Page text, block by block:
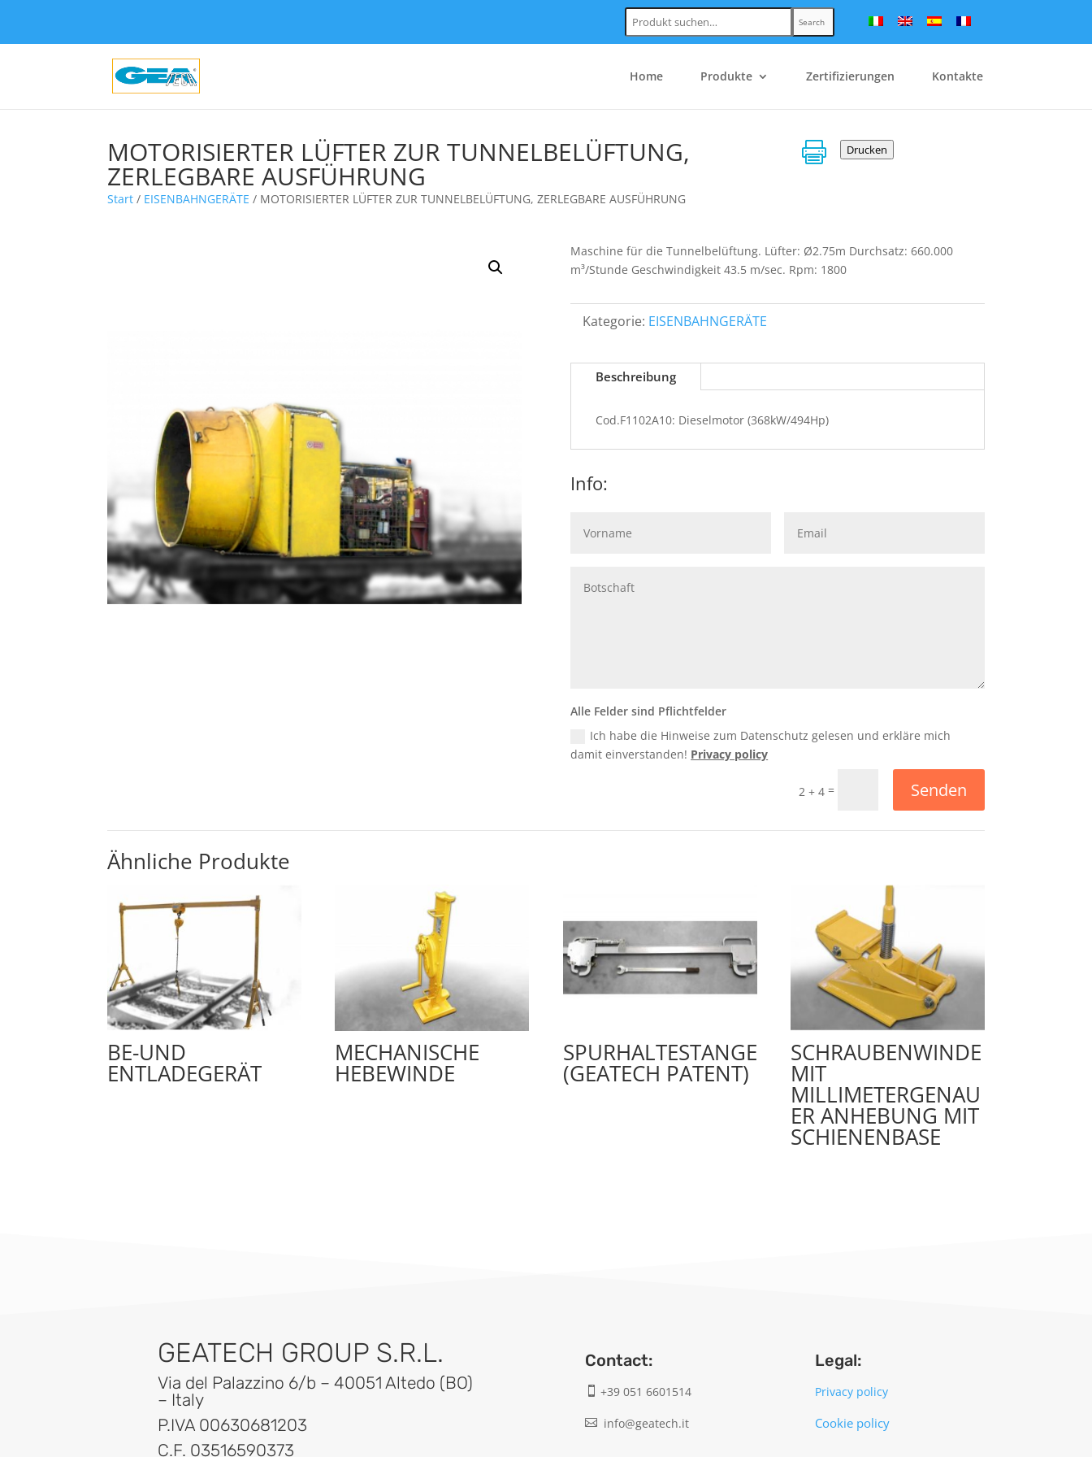
Suchen
nach: Search
Home Produkte Zertifizierungen Kontakte
MOTORISIERTER LÜFTER ZUR TUNNELBELÜFTUNG,
ZERLEGBARE AUSFÜHRUNG
Start / EISENBAHNGERÄTE / MOTORISIERTER LÜFTER ZUR TUNNELBELÜFTUNG, ZERLEGBARE AUSFÜHRUNG
 Drucken
Maschine für die Tunnelbelüftung. Lüfter: Ø2.75m Durchsatz: 660.000
m³/Stunde Geschwindigkeit 43.5 m/sec. Rpm: 1800
Kategorie: EISENBAHNGERÄTE
Beschreibung
Cod.F1102A10: Dieselmotor (368kW/494Hp)
Info:
Alle Felder sind Pflichtfelder
Ich habe die Hinweise zum Datenschutz gelesen und erkläre mich
damit einverstanden! Privacy policy
2 + 4= Senden
Ähnliche Produkte
BE-UND
ENTLADEGERÄT
MECHANISCHE
HEBEWINDE
SPURHALTESTANGE
(GEATECH PATENT)
SCHRAUBENWINDE
MIT
MILLIMETERGENAU
ER ANHEBUNG MIT
SCHIENENBASE
GEATECH GROUP S.R.L.
Via del Palazzino 6/b – 40051 Altedo (BO)
– Italy
P.IVA 00630681203
C.F. 03516590373
Contact:
 +39 051 6601514
 info@geatech.it
Legal:
Privacy policy
Cookie policy